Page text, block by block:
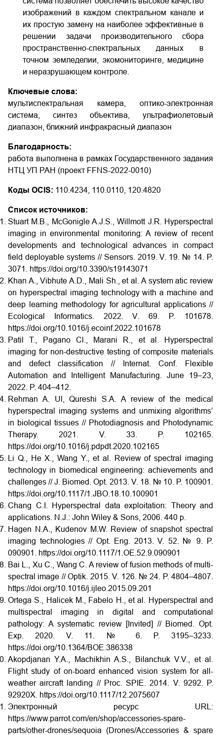
изображений в каждом спектральном канале и
их простую замену на наиболее эффективные в
решении задачи производительного сбора
пространственно-спектральных данных в
точном земледелии, экомониторинге, медицине
и неразрушающем контроле.
Ключевые слова:
мультиспектральная камера, оптико-электронная
система, синтез объектива, ультрафиолетовый
диапазон, ближний инфракрасный диапазон
Благодарность:
работа выполнена в рамках Государственного задания
НТЦ УП РАН (проект FFNS-2022-0010)
Коды OCIS: 110.4234, 110.0110, 120.4820
Список источников:
Stuart M.B., McGonigle A.J.S., Willmott J.R. Hyperspectral
imaging in environmental monitoring: A review of recent
developments and technological advances in compact
field deployable systems // Sensors. 2019. V. 19. № 14. P.
3071. https://doi.org/10.3390/s19143071
Khan A., Vibhute A.D., Mali Sh., et al. A system atic review
on hyperspectral imaging technology with a machine and
deep learning methodology for agricultural applications //
Ecological Informatics. 2022. V. 69. P. 101678.
https://doi.org/10.1016/j.ecoinf.2022.101678
Patil T., Pagano Cl., Marani R., et al. Hyperspectral
imaging for non-destructive testing of composite materials
and defect classification // Internat. Conf. Flexible
Automation and Intelligent Manufacturing. June 19–23,
2022. P. 404–412.
Rehman A. Ul, Qureshi S.A. A review of the medical
hyperspectral imaging systems and unmixing algorithms’
in biological tissues // Photodiagnosis and Photodynamic
Therapy. 2021. V. 33. P. 102165.
https://doi.org/10.1016/j.pdpdt.2020.102165
Li Q., He X., Wang Y., et al. Review of spectral imaging
technology in biomedical engineering: achievements and
challenges // J. Biomed. Opt. 2013. V. 18. № 10. P. 100901.
https://doi.org/10.1117/1.JBO.18.10.100901
Chang C.I. Hyperspectral data exploitation: Theory and
applications. N.J.: John Wiley & Sons, 2006. 440 p.
Hagen N.A., Kudenov M.W. Review of snapshot spectral
imaging technologies // Opt. Eng. 2013. V. 52. № 9. P.
090901. https://doi.org/10.1117/1.OE.52.9.090901
Bai L., Xu C., Wang C. A review of fusion methods of multi-
spectral image // Optik. 2015. V. 126. № 24. P. 4804–4807.
https://doi.org/10.1016/j.ijleo.2015.09.201
Ortega S., Halicek M., Fabelo H., et al. Hyperspectral and
multispectral imaging in digital and computational
pathology: A systematic review [Invited] // Biomed. Opt.
Exp. 2020. V. 11. № 6. P. 3195–3233.
https://doi.org/10.1364/BOE.386338
Akopdjanan Y.A., Machikhin A.S., Bilanchuk V.V., et al.
Flight study of on-board enhanced vision system for all-
weather aircraft landing // Proc. SPIE. 2014. V. 9292. P.
92920X. https://doi.org/10.1117/12.2075607
Электронный ресурс URL:
https://www.parrot.com/en/shop/accessories-spare-
parts/other-drones/sequoia (Drones/Accessories & spare